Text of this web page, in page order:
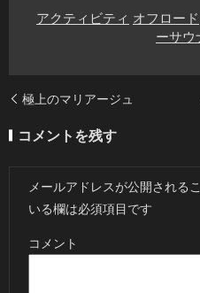
アクティビティ オフロード
ーサウ
極上のマリアージュ
コメントを残す
メールアドレスが公開される
いる欄は必須項目です
コメント